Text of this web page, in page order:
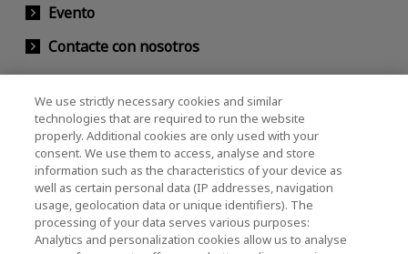
Evento
Contacte con nosotros
KIOXIA Holdings Corporation (Relaciones
Corporativas / Inversionistas)
KIOXIA Holdings Corporation Home
Relación con inversores
We use strictly necessary cookies and similar
technologies that are required to run the website
properly. Additional cookies are only used with your
consent. We use them to access, analyse and store
information such as the characteristics of your device as
well as certain personal data (IP addresses, navigation
usage, geolocation data or unique identifiers). The
processing of your data serves various purposes:
Analytics and personalization cookies allow us to analyse